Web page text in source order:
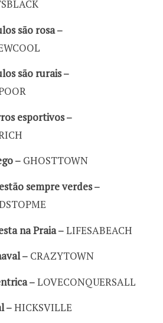
são rosa –
são rurais –
esportivos –
– GHOSTTOWN
sempre verdes –
na Praia –LIFESABEACH
– CRAZYTOWN
–LOVECONQUERSALL
–HICKSVILLE